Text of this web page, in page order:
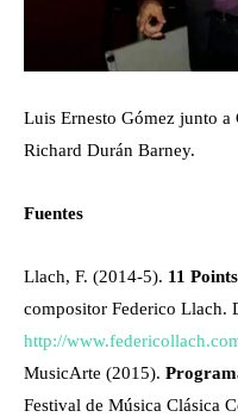
Luis Ernesto Gómez junto a
Richard Durán Barney.
Fuentes
Llach, F. (2014-5). 11 Points
compositor Federico Llach.
http://
MusicArte (2015).
Festival de Música Clásica